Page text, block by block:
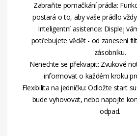
Zabraňte pomačkání prádla:
postará o to, aby vaše prádlo
Inteligentní asistence: Displej
potřebujete vědět - od zanesení
zásobníku.
Nenechte se překvapit: Zvukové
informovat o každém kroku
Flexibilita na jedničku: Odložte start
bude vyhovovat, nebo napojte
odpad.